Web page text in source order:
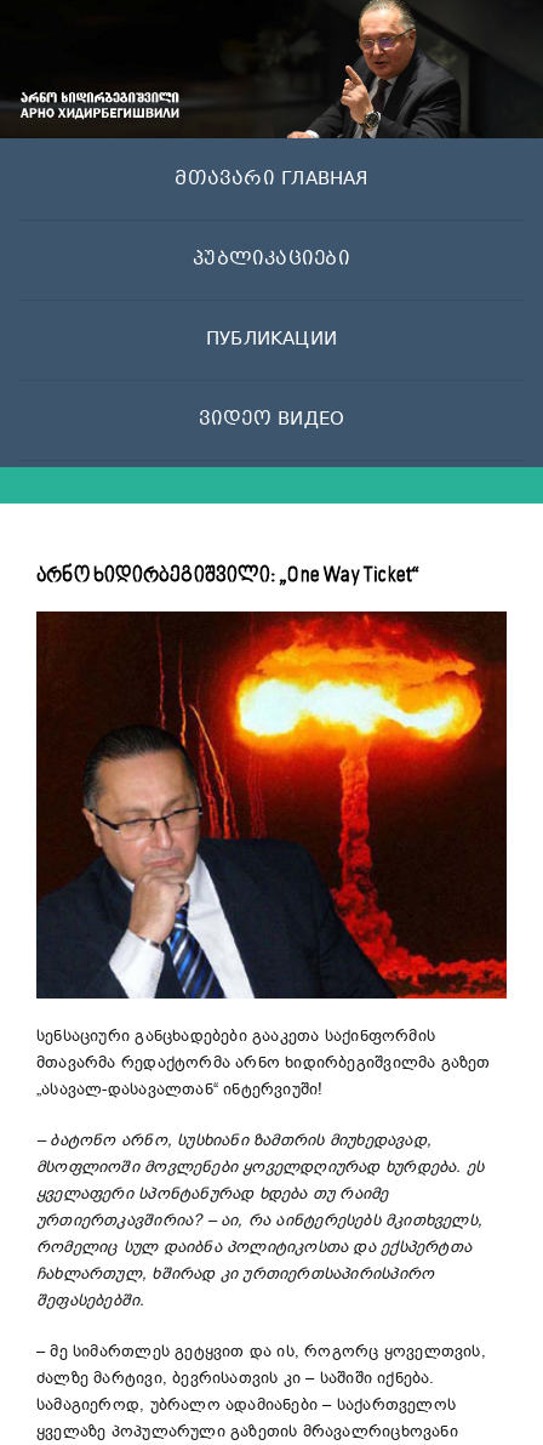
მთავარი ГЛАВНАЯ
პუბლიკაციები
ПУБЛИКАЦИИ
ვიდეო ВИДЕО
არნო ხიდირბეგიშვილი: „One Way Ticket“
სენსაციური განცხადებები გააკეთა საქინფორმის
მთავარმა რედაქტორმა არნო ხიდირბეგიშვილმა გაზეთ
„ასავალ-დასავალთან“ ინტერვიუში!
– ბატონო არნო, სუსხიანი ზამთრის მიუხედავად,
მსოფლიოში მოვლენებიყოველდღიურად ხურდება. ეს
ყველაფერი სპონტანურად ხდება თუ რაიმე
ურთიერთკავშირია?– აი, რა აინტერესებს მკითხველს,
რომელიც სულ დაიბნა პოლიტიკოსთა და ექსპერტთა
ჩახლართულ, ხშირად კი ურთიერთსაპირისპირო
შეფასებებში.
– მე სიმართლეს გეტყვით და ის, როგორც ყოველთვის,
ძალზე მარტივი, ბევრისათვის კი – საშიში იქნება.
სამაგიეროდ, უბრალო ადამიანები – საქართველოს
ყველაზე პოპულარული გაზეთის მრავალრიცხოვანი